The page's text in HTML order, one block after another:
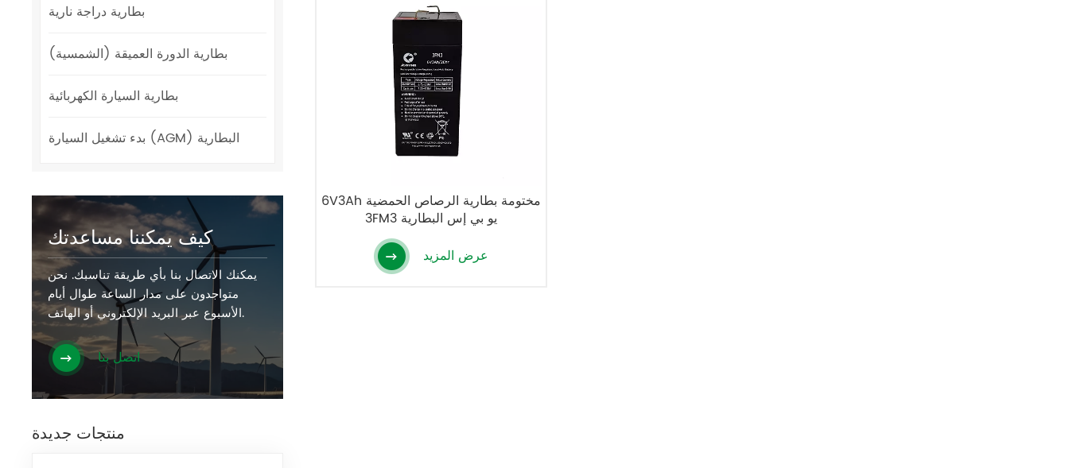
بطارية دراجة نارية
بطارية الدورة العميقة (الشمسية)
بطارية السيارة الكهربائية
بدء تشغيل السيارة (AGM) البطارية
كيف يمكننا مساعدتك
يمكنك الاتصال بنا بأي طريقة تناسبك. نحن
متواجدون على مدار الساعة طوال أيام
الأسبوع عبر البريد الإلكتروني أو الهاتف.
اتصل بنا
منتجات جديدة
6V3Ah مختومة بطارية الرصاص الحمضية
3FM3 يو بي إس البطارية
عرض المزيد